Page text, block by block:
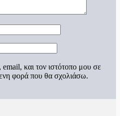
και τον ιστότοπο μου σε
φορά που θα σχολιάσω.